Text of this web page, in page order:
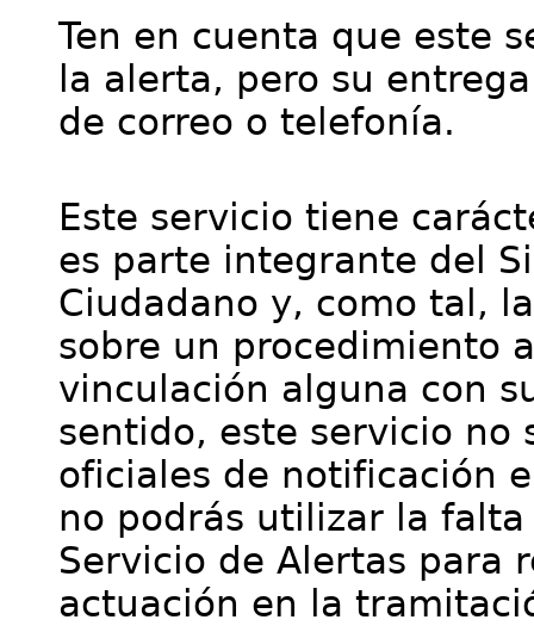
Ten en cuenta que este
la alerta, pero su
de correo o telefonía.
Este servicio tiene
es parte integrante del
Ciudadano y, como tal,
sobre un procedimiento
vinculación alguna con
sentido, este servicio no
oficiales de notificación
no podrás utilizar la
Servicio de Alertas para
actuación en la